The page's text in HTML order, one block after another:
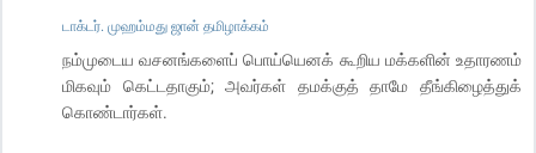
டாக்டர். முஹம்மது ஜான் தமிழாக்கம்
நம்முடைய வசனங்களைப் பொய்யெனக் கூறிய மக்களின் உதாரணம்
மிகவும் கெட்டதாகும்; அவர்கள் தமக்குத் தாமே தீங்கிழைத்துக்
கொண்டார்கள்.